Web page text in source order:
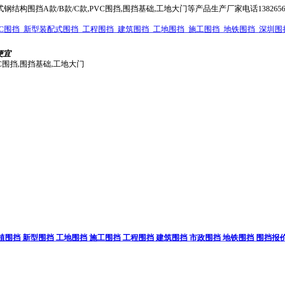
钢结构围挡A款/B款/C款,PVC围挡,围挡基础,工地大门等产品生产厂家电话
宜
挡,围挡基础,工地大门
围挡 新型围挡 工地围挡 施工围挡 工程围挡 建筑围挡 市政围挡 地铁围挡 围挡报